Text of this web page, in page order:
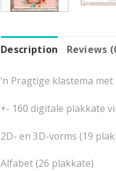
Description Reviews
‘n Pragtige klastema
+- 160 digitale plakkate
2D- en 3D-vorms (19
Alfabet (26 plakkate)